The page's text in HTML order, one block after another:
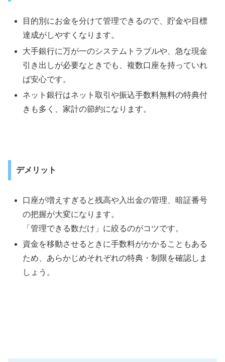
目的別にお金を分けて管理できるので、貯金や目標
達成がしやすくなります。
大手銀行に万が一のシステムトラブルや、急な現金
引き出しが必要なときでも、複数口座を持っていれ
ば安心です。
ネット銀行はネット取引や振込手数料無料の特典付
きも多く、家計の節約になります。
デメリット
口座が増えすぎると残高や入出金の管理、暗証番号
の把握が大変になります。
「管理できる数だけ」に絞るのがコツです。
資金を移動させるときに手数料がかかることもある
ため、あらかじめそれぞれの特典・制限を確認しま
しょう。